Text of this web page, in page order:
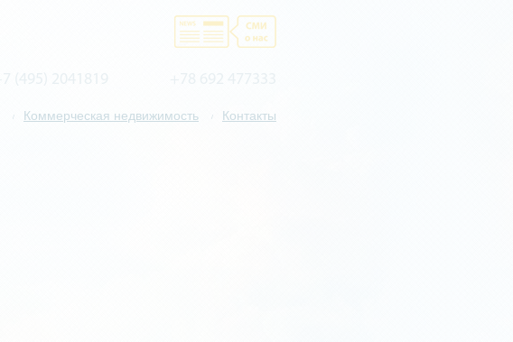
Контакты
/
Коммерческая недвижимость
/